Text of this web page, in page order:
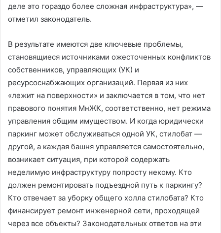
деле это гораздо более сложная инфраструктура», —
отметил законодатель.
В результате имеются две ключевые проблемы,
становящиеся источниками ожесточенных конфликтов
собственников, управляющих (УК) и
ресурсоснабжающих организаций. Первая из них
«лежит на поверхности» и заключается в том, что нет
правового понятия МнЖК, соответственно, нет режима
управления общим имуществом. И когда юридически
паркинг может обслуживаться одной УК, стилобат —
другой, а каждая башня управляется самостоятельно,
возникает ситуация, при которой содержать
неделимую инфраструктуру попросту некому. Кто
должен ремонтировать подъездной путь к паркингу?
Кто отвечает за уборку общего холла стилобата? Кто
финансирует ремонт инженерной сети, проходящей
через все объекты? Законодательных ответов на эти